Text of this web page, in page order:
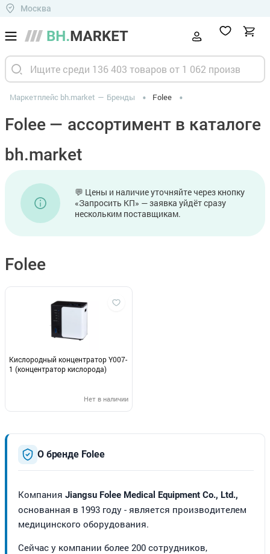
Москва
Маркетплейс bh.market Бренды Folee
Folee — ассортимент в каталоге
bh.market
💬 Цены и наличие уточняйте через кнопку
«Запросить КП» — заявка уйдёт сразу
нескольким поставщикам.
Folee
Кислородный концентратор Y007-
1 (концентратор кислорода)
Нет в наличии
О бренде Folee
Компания Jiangsu Folee Medical Equipment Co., Ltd.,
основанная в 1993 году - является производителем
медицинского оборудования.
Сейчас у компании более 200 сотрудников,